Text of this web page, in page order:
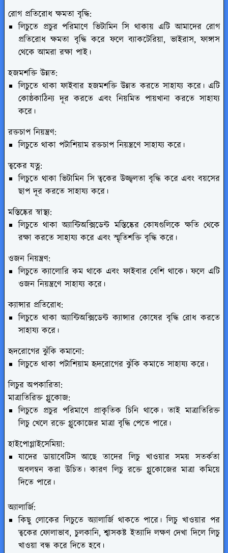
রোগ প্রতিরোধ ক্ষমতা বৃদ্ধি:
লিচুতে প্রচুর পরিমাণে ভিটামিন সি থাকায় এটি আমাদের রোগ
প্রতিরোধ ক্ষমতা বৃদ্ধি করে ফলে ব্যাকটেরিয়া, ভাইরাস, ফাঙ্গাস
থেকে আমরা রক্ষা পাই।
হজমশক্তি উন্নত:
লিচুতে থাকা ফাইবার হজমশক্তি উন্নত করতে সাহায্য করে। এটি
কোষ্ঠকাঠিন্য দূর করতে এবং নিয়মিত পায়খানা করতে সাহায্য
করে।
রক্তচাপ নিয়ন্ত্রণ:
লিচুতে থাকা পটাশিয়াম রক্তচাপ নিয়ন্ত্রণে সাহায্য করে।
ত্বকের যত্ন:
লিচুতে থাকা ভিটামিন সি ত্বকের উজ্জ্বলতা বৃদ্ধি করে এবং বয়সের
ছাপ দূর করতে সাহায্য করে।
মস্তিষ্কের স্বাস্থ্য:
লিচুতে থাকা অ্যান্টিঅক্সিডেন্ট মস্তিষ্কের কোষগুলিকে ক্ষতি থেকে
রক্ষা করতে সাহায্য করে এবং স্মৃতিশক্তি বৃদ্ধি করে।
ওজন নিয়ন্ত্রণ:
লিচুতে ক্যালোরি কম থাকে এবং ফাইবার বেশি থাকে। ফলে এটি
ওজন নিয়ন্ত্রণে সাহায্য করে।
ক্যান্সার প্রতিরোধ:
লিচুতে থাকা অ্যান্টিঅক্সিডেন্ট ক্যান্সার কোষের বৃদ্ধি রোধ করতে
সাহায্য করে।
হৃদরোগের ঝুঁকি কমানো:
লিচুতে থাকা পটাশিয়াম হৃদরোগের ঝুঁকি কমাতে সাহায্য করে।
লিচুর অপকারিতা:
মাত্রাতিরিক্ত গ্লুকোজ:
লিচুতে প্রচুর পরিমাণে প্রাকৃতিক চিনি থাকে। তাই মাত্রাতিরিক্ত
লিচু খেলে রক্তে গ্লুকোজের মাত্রা বৃদ্ধি পেতে পারে।
হাইপোগ্লাইসেমিয়া:
যাদের ডায়াবেটিস আছে তাদের লিচু খাওয়ার সময় সতর্কতা
অবলম্বন করা উচিত। কারণ লিচু রক্তে গ্লুকোজের মাত্রা কমিয়ে
দিতে পারে।
অ্যালার্জি:
কিছু লোকের লিচুতে অ্যালার্জি থাকতে পারে। লিচু খাওয়ার পর
ত্বকের ফোলাভাব, চুলকানি, শ্বাসকষ্ট ইত্যাদি লক্ষণ দেখা দিলে লিচু
খাওয়া বন্ধ করে দিতে হবে।